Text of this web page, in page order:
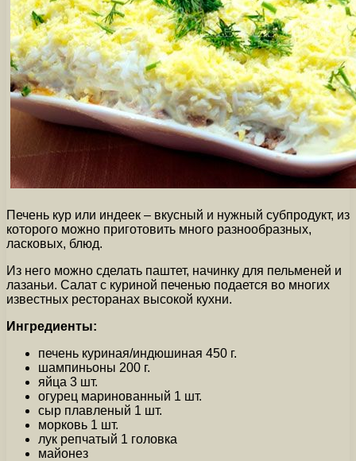
Печень кур или индеек – вкусный и нужный субпродукт, из
которого можно приготовить много разнообразных,
ласковых, блюд.
Из него можно сделать паштет, начинку для пельменей и
лазаньи. Салат с куриной печенью подается во многих
известных ресторанах высокой кухни.
Ингредиенты:
печень куриная/индюшиная 450 г.
шампиньоны 200 г.
яйца 3 шт.
огурец маринованный 1 шт.
сыр плавленый 1 шт.
морковь 1 шт.
лук репчатый 1 головка
майонез